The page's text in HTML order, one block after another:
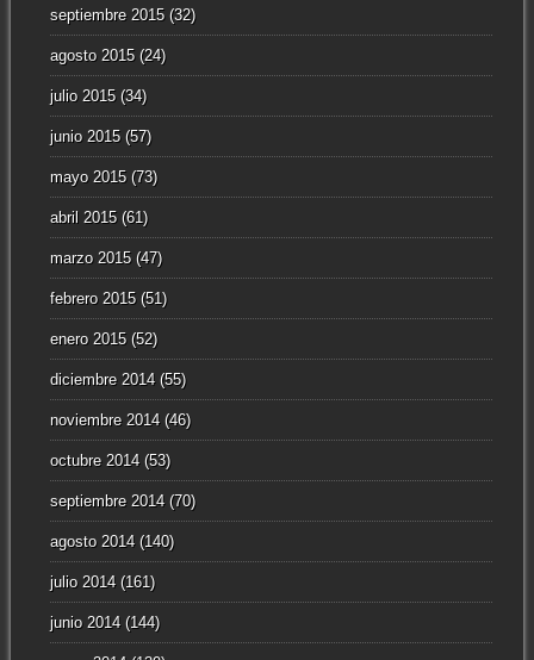
septiembre 2015(32)
agosto 2015(24)
julio 2015(34)
junio 2015(57)
mayo 2015(73)
abril 2015(61)
marzo 2015(47)
febrero 2015(51)
enero 2015(52)
diciembre 2014(55)
noviembre 2014(46)
octubre 2014(53)
septiembre 2014(70)
agosto 2014(140)
julio 2014(161)
junio 2014(144)